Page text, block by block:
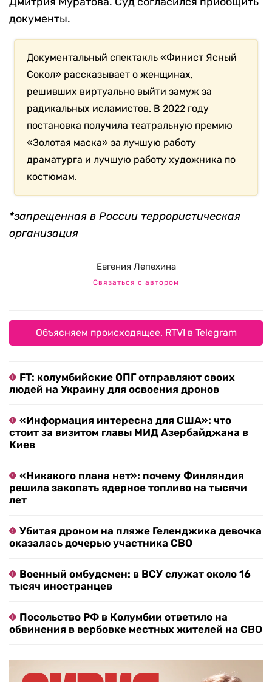
документы.
Документальный спектакль «Финист Ясный
Сокол» рассказывает о женщинах,
решивших виртуально выйти замуж за
радикальных исламистов. В 2022 году
постановка получила театральную премию
«Золотая маска» за лучшую работу
драматурга и лучшую работу художника по
костюмам.
*запрещенная в России террористическая
организация
Евгения Лепехина
Связаться с автором
Объясняем происходящее. RTVI в Telegram
FT: колумбийские ОПГ отправляют своих
людей на Украину для освоения дронов
«Информация интересна для США»: что
стоит за визитом главы МИД Азербайджана в
Киев
«Никакого плана нет»: почему Финляндия
решила закопать ядерное топливо на тысячи
лет
Убитая дроном на пляже Геленджика девочка
оказалась дочерью участника СВО
Военный омбудсмен: в ВСУ служат около 16
тысяч иностранцев
Посольство РФ в Колумбии ответило на
обвинения в вербовке местных жителей на СВО